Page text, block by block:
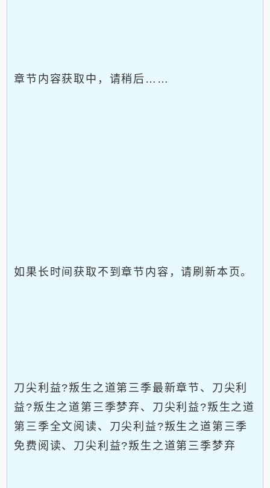
章节内容获取中，请稍后……
如果长时间获取不到章节内容，请刷新本页。
刀尖利益?叛生之道第三季最新章节、刀尖利
益?叛生之道第三季梦弃、刀尖利益?叛生之道
第三季全文阅读、刀尖利益?叛生之道第三季
免费阅读、刀尖利益?叛生之道第三季梦弃